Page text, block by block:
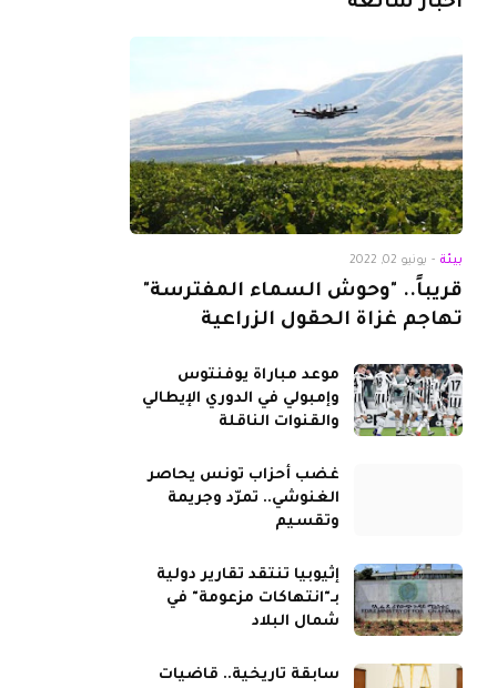
بيئة - يونيو 02, 2022
قريباً.. "وحوش السماء المفترسة"
تهاجم غزاة الحقول الزراعية
موعد مباراة يوفنتوس
وإمبولي في الدوري الإيطالي
والقنوات الناقلة
غضب أحزاب تونس يحاصر
الغنوشي.. تمرّد وجريمة
وتقسيم
إثيوبيا تنتقد تقارير دولية
بـ"انتهاكات مزعومة" في
شمال البلاد
سابقة تاريخية.. قاضيات